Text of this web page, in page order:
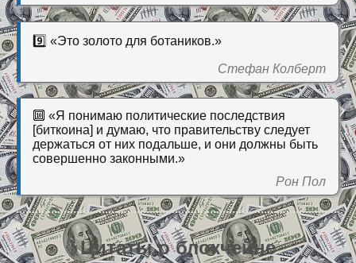
9️⃣ «Это золото для ботаников.»
Стефан Колберт
🔟 «Я понимаю политические последствия
[биткоина] и думаю, что правительству следует
держаться от них подальше, и они должны быть
совершенно законными.»
Рон Пол
Цитаты о блокчейне